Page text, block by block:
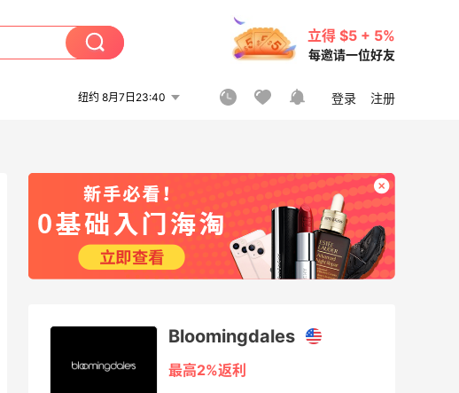
立得 $5 + 5%
每邀请一位好友
纽约 8月7日23:40 登录 注册
Bloomingdales
最高2%返利